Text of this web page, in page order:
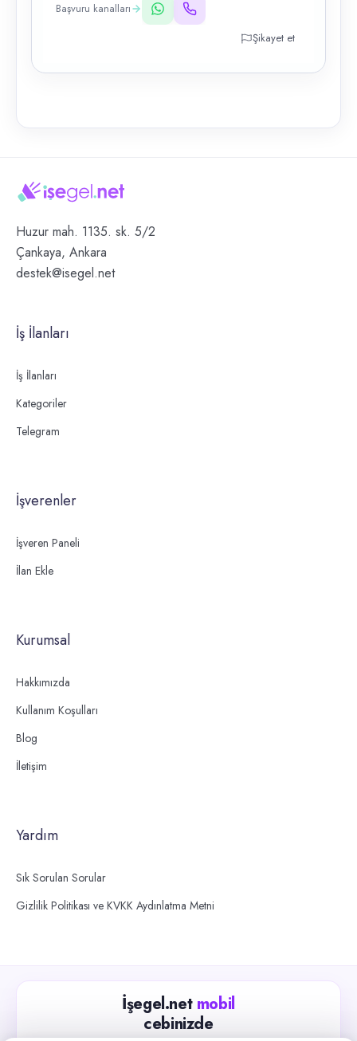
Başvuru kanalları
Şikayet et
Huzur mah. 1135. sk. 5/2
Çankaya, Ankara
destek@isegel.net
İş İlanları
İş İlanları
Kategoriler
Telegram
İşverenler
İşveren Paneli
İlan Ekle
Kurumsal
Hakkımızda
Kullanım Koşulları
Blog
İletişim
Yardım
Sık Sorulan Sorular
Gizlilik Politikası ve KVKK Aydınlatma Metni
İşegel.net mobil
cebinizde